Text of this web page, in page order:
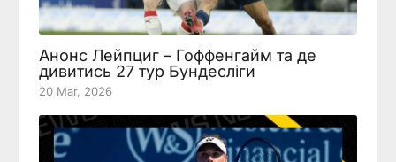
Анонс Лейпциг – Гоффенгайм та де
дивитись 27 тур Бундесліги
20 Mar, 2026